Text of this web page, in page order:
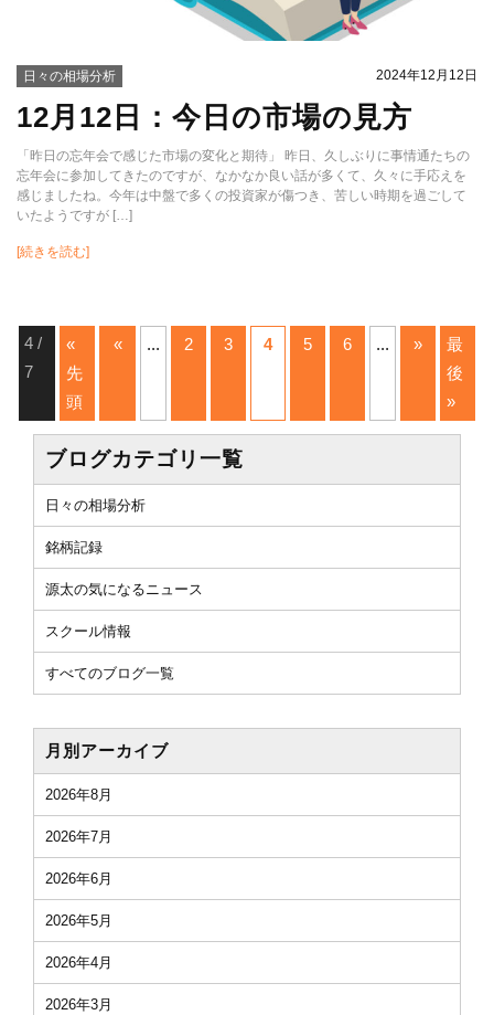
日々の相場分析 2024年12月12日
12月12日：今日の市場の見方
「昨日の忘年会で感じた市場の変化と期待」 昨日、久しぶりに事情通たちの
忘年会に参加してきたのですが、なかなか良い話が多くて、久々に手応えを
感じましたね。今年は中盤で多くの投資家が傷つき、苦しい時期を過ごして
いたようですが […]
[続きを読む]
4 /
7
«
先
頭
« ... 2 3 4 5 6 ... »
最
後
»
ブログカテゴリ一覧
日々の相場分析
銘柄記録
源太の気になるニュース
スクール情報
すべてのブログ一覧
月別アーカイブ
2026年8月
2026年7月
2026年6月
2026年5月
2026年4月
2026年3月